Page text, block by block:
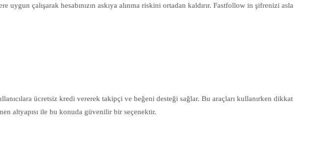
çalışarak hesabınızın askıya alınma riskini ortadan kaldırır. Fastfollow in şifrenizi asla
ücretsiz kredi vererek takipçi ve beğeni desteği sağlar. Bu araçları kullanırken dikkat
altyapısı ile bu konuda güvenilir bir seçenektir.